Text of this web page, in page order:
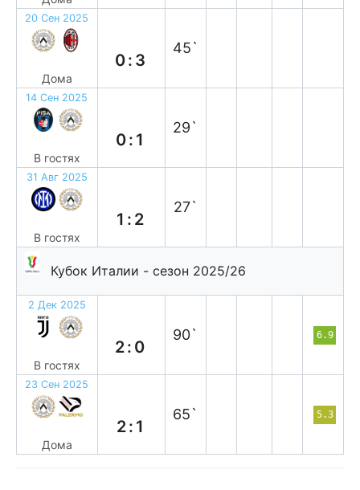
20 Сен 2025
Дома
0:3
45`
14 Сен 2025
В гостях
0:1
29`
31 Авг 2025
В гостях
1:2
27`
Кубок Италии - сезон 2025/26
2 Дек 2025
В гостях
2:0
90` 6.9
23 Сен 2025
Дома
2:1
65` 5.3